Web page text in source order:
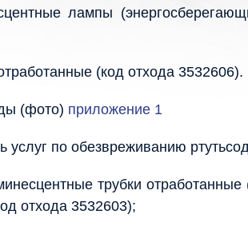
лампы
(код отхода 3532606).
(фото) приложение 1
услуг по обезвреживанию
трубки
отхода 3532603);